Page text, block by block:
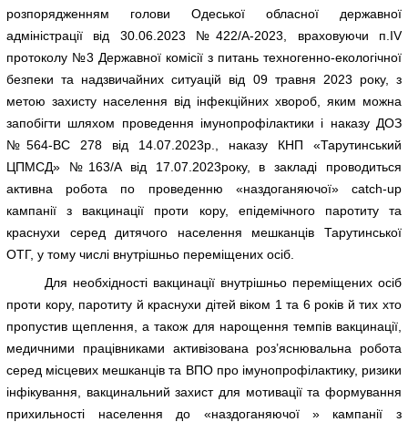
розпорядженням голови Одеської обласної державної
адміністрації від 30.06.2023 №422/А-2023, враховуючи п.IV
протоколу №3 Державної комісії з питань техногенно-екологічної
безпеки та надзвичайних ситуацій від 09 травня 2023 року, з
метою захисту населення від інфекційних хвороб, яким можна
запобігти шляхом проведення імунопрофілактики і наказу ДОЗ
№564-ВС 278 від 14.07.2023р., наказу КНП «Тарутинський
ЦПМСД» №163/А від 17.07.2023року, в закладі проводиться
активна робота по проведенню «наздоганяючої» catch-up
кампанії з вакцинації проти кору, епідемічного паротиту та
краснухи серед дитячого населення мешканців Тарутинської
ОТГ, у тому числі внутрішньо переміщених осіб.
Для необхідності вакцинації внутрішньо переміщених осіб
проти кору, паротиту й краснухи дітей віком 1 та 6 років й тих хто
пропустив щеплення, а також для нарощення темпів вакцинації,
медичними працівниками активізована роз’яснювальна робота
серед місцевих мешканців та ВПО про імунопрофілактику, ризики
інфікування, вакцинальний захист для мотивації та формування
прихильності населення до «наздоганяючої » кампанії з